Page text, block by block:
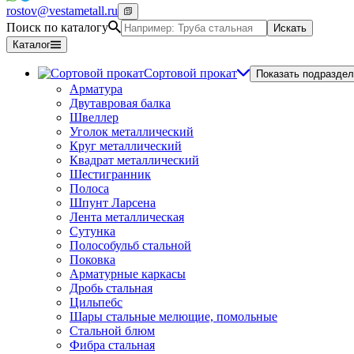
rostov@vestametall.ru
Поиск по каталогу
Искать
Каталог
Сортовой прокат Показать
Арматура
Двутавровая балка
Швеллер
Уголок металлический
Круг металлический
Квадрат металлический
Шестигранник
Полоса
Шпунт Ларсена
Лента металлическая
Сутунка
Полособульб стальной
Поковка
Арматурные каркасы
Дробь стальная
Цильпебс
Шары стальные мелющие, помольные
Стальной блюм
Фибра стальная